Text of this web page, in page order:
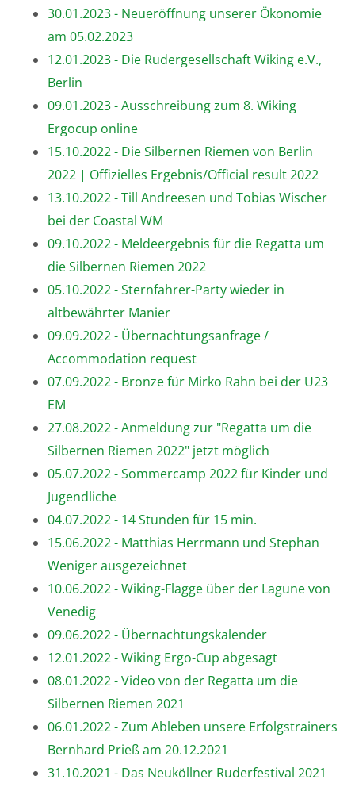
30.01.2023 - Neueröffnung unserer Ökonomie
am 05.02.2023
12.01.2023 - Die Rudergesellschaft Wiking e.V.,
Berlin
09.01.2023 - Ausschreibung zum 8. Wiking
Ergocup online
15.10.2022 - Die Silbernen Riemen von Berlin
2022 | Offizielles Ergebnis/Official result 2022
13.10.2022 - Till Andreesen und Tobias Wischer
bei der Coastal WM
09.10.2022 - Meldeergebnis für die Regatta um
die Silbernen Riemen 2022
05.10.2022 - Sternfahrer-Party wieder in
altbewährter Manier
09.09.2022 - Übernachtungsanfrage /
Accommodation request
07.09.2022 - Bronze für Mirko Rahn bei der U23
EM
27.08.2022 - Anmeldung zur "Regatta um die
Silbernen Riemen 2022" jetzt möglich
05.07.2022 - Sommercamp 2022 für Kinder und
Jugendliche
04.07.2022 - 14 Stunden für 15 min.
15.06.2022 - Matthias Herrmann und Stephan
Weniger ausgezeichnet
10.06.2022 - Wiking-Flagge über der Lagune von
Venedig
09.06.2022 - Übernachtungskalender
12.01.2022 - Wiking Ergo-Cup abgesagt
08.01.2022 - Video von der Regatta um die
Silbernen Riemen 2021
06.01.2022 - Zum Ableben unsere Erfolgstrainers
Bernhard Prieß am 20.12.2021
31.10.2021 - Das Neuköllner Ruderfestival 2021